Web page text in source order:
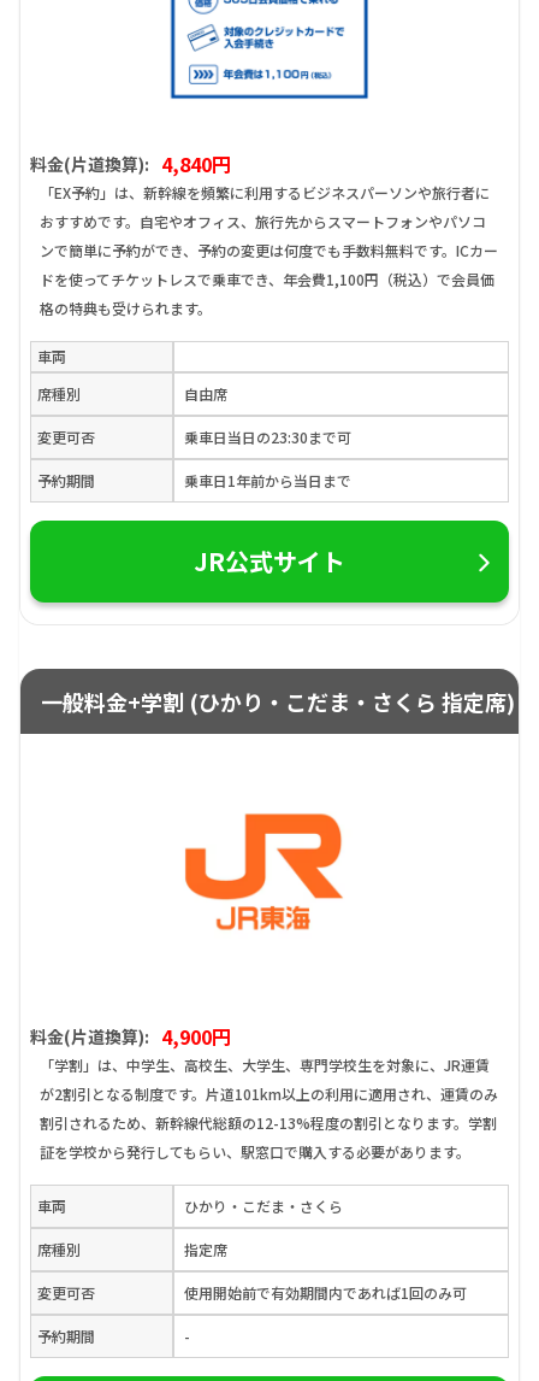
料金(片道換算): 4,840円
「EX予約」は、新幹線を頻繁に利用するビジネスパーソンや旅行者に
おすすめです。自宅やオフィス、旅行先からスマートフォンやパソコ
ンで簡単に予約ができ、予約の変更は何度でも手数料無料です。ICカー
ドを使ってチケットレスで乗車でき、年会費1,100円（税込）で会員価
格の特典も受けられます。
車両
席種別
自由席
変更可否 乗車日当日の23:30まで可
予約期間 乗車日1年前から当日まで
JR公式サイト
一般料金+学割 (ひかり・こだま・さくら 指定席)
料金(片道換算): 4,900円
「学割」は、中学生、高校生、大学生、専門学校生を対象に、JR運賃
が2割引となる制度です。片道101km以上の利用に適用され、運賃のみ
割引されるため、新幹線代総額の12-13%程度の割引となります。学割
証を学校から発行してもらい、駅窓口で購入する必要があります。
車両 ひかり・こだま・さくら
席種別 指定席
変更可否 使用開始前で有効期間内であれば1回のみ可
予約期間 -